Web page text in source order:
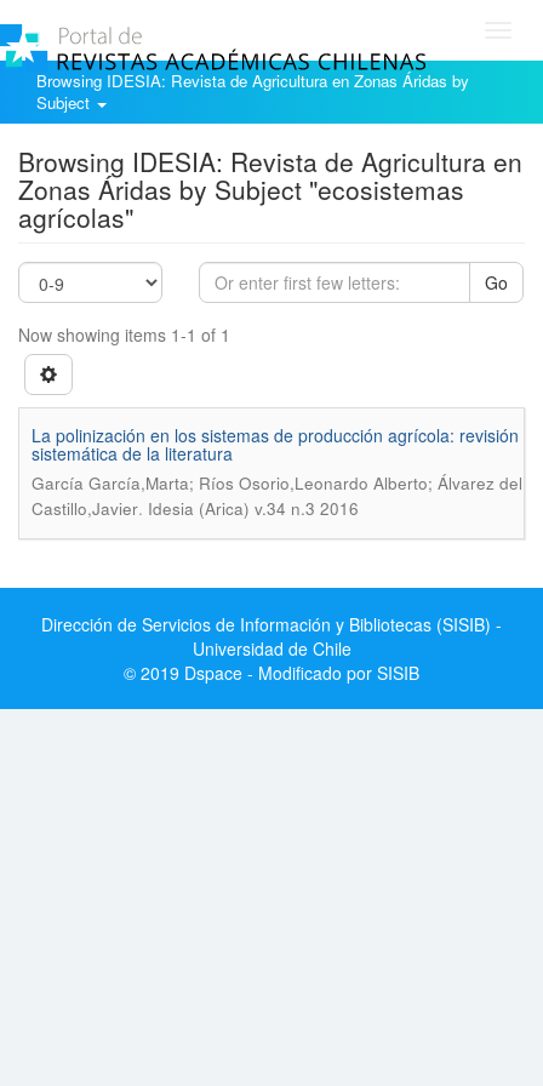
Browsing IDESIA: Revista de Agricultura en Zonas Áridas by
Subject
Browsing IDESIA: Revista de Agricultura en
Zonas Áridas by Subject "ecosistemas
agrícolas"
Go
Now showing items 1-1 of 1
La polinización en los sistemas de producción agrícola: revisión
sistemática de la literatura
García García,Marta; Ríos Osorio,Leonardo Alberto; Álvarez del
Castillo,Javier. Idesia (Arica) v.34 n.3 2016
Dirección de Servicios de Información y Bibliotecas (SISIB) -
Universidad de Chile
© 2019 Dspace - Modificado por SISIB